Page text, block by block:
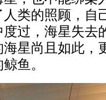
类的照顾，自
过，海星失去
星尚且如此，
鱼。